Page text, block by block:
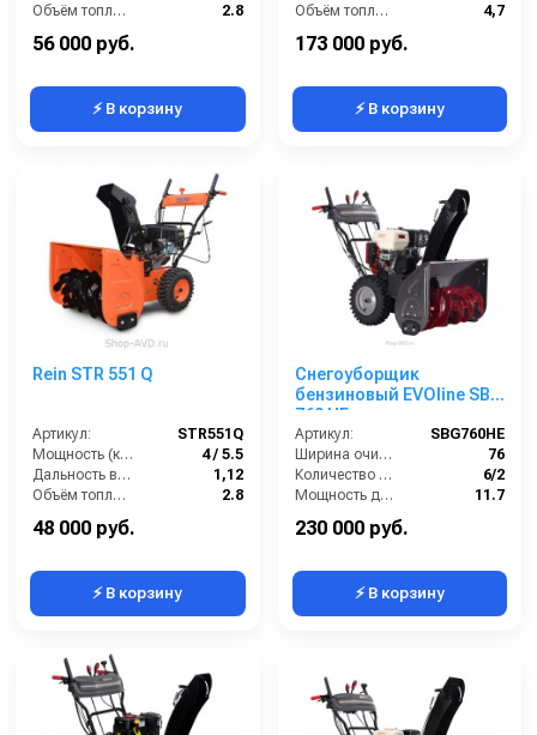
Объём топливного бака (л):
2.8
56 000 руб.
⚡ В корзину
Объём топливного бака (л):
4,7
173 000 руб.
⚡ В корзину
Rein STR 551 Q
Артикул:
STR551Q
Мощность (кВт/лс):
4 / 5.5
Дальность выброса снега (м):
1,12
Объём топливного бака (л):
2.8
Рабочая высота (см):
48 000 руб.
⚡ В корзину
Снегоуборщик
бензиновый EVOline SBG
760 HE
Артикул:
SBG760HE
Ширина очистки (см):
76
Количество скоростей (вперед/назад):
6/2
Мощность двигателя (лс):
11.7
230 000 руб.
⚡ В корзину